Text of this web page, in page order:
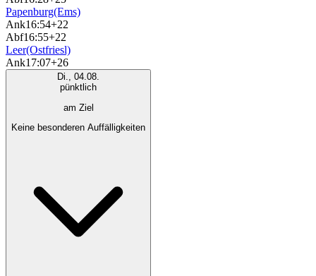
Papenburg(Ems)
Ank16:54+22
Abf16:55+22
Leer(Ostfriesl)
Ank17:07+26
Di., 04.08.
pünktlich
am Ziel
Keine besonderen Auffälligkeiten